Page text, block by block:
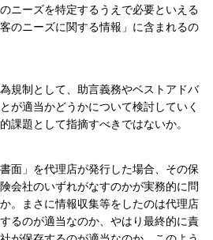
ニーズを特定するうえで必要といえる
のニーズに関する情報」に含まれるの
規制として、助言義務やベストアドバ
が適当かどうかについて検討していく
課題として指摘すべきではないか。
面」を代理店が発行した場合、その保
会社のいずれがなすのかが実務的に問
。まさに情報収集等をしたのは代理店
るのが適当なのか、やはり最終的に責